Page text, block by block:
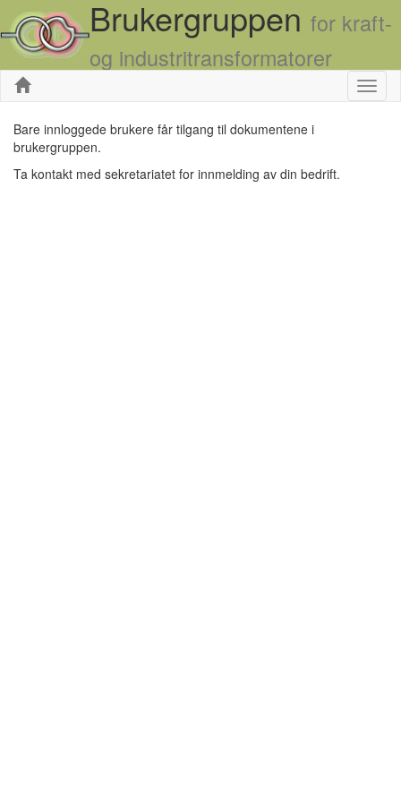
Brukergruppen for kraft-
og industritransformatorer
Skjul
Bare innloggede brukere får tilgang til dokumentene i
brukergruppen.
Ta kontakt med sekretariatet for innmelding av din bedrift.